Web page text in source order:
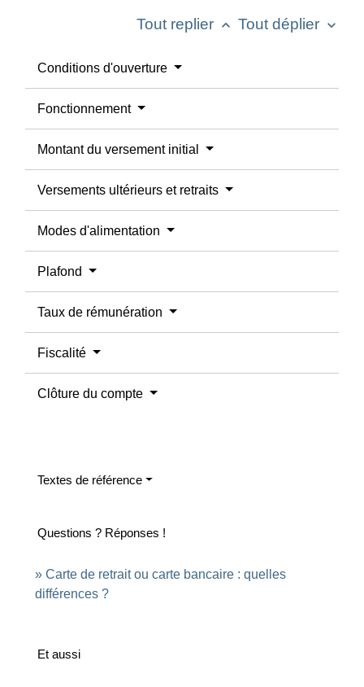
Tout replier keyboard_arrow_up Tout déplier keyboard_arrow_down
Conditions d'ouverture
Fonctionnement
Montant du versement initial
Versements ultérieurs et retraits
Modes d'alimentation
Plafond
Taux de rémunération
Fiscalité
Clôture du compte
Textes de référence
Questions ? Réponses !
Carte de retrait ou carte bancaire : quelles
différences ?
Et aussi